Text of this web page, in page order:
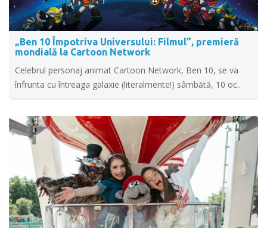
„Ben 10 Împotriva Universului: Filmul”, premieră
mondială la Cartoon Network
Celebrul personaj animat Cartoon Network, Ben 10, se va
înfrunta cu întreaga galaxie (literalmente!) sâmbătă, 10 oc..